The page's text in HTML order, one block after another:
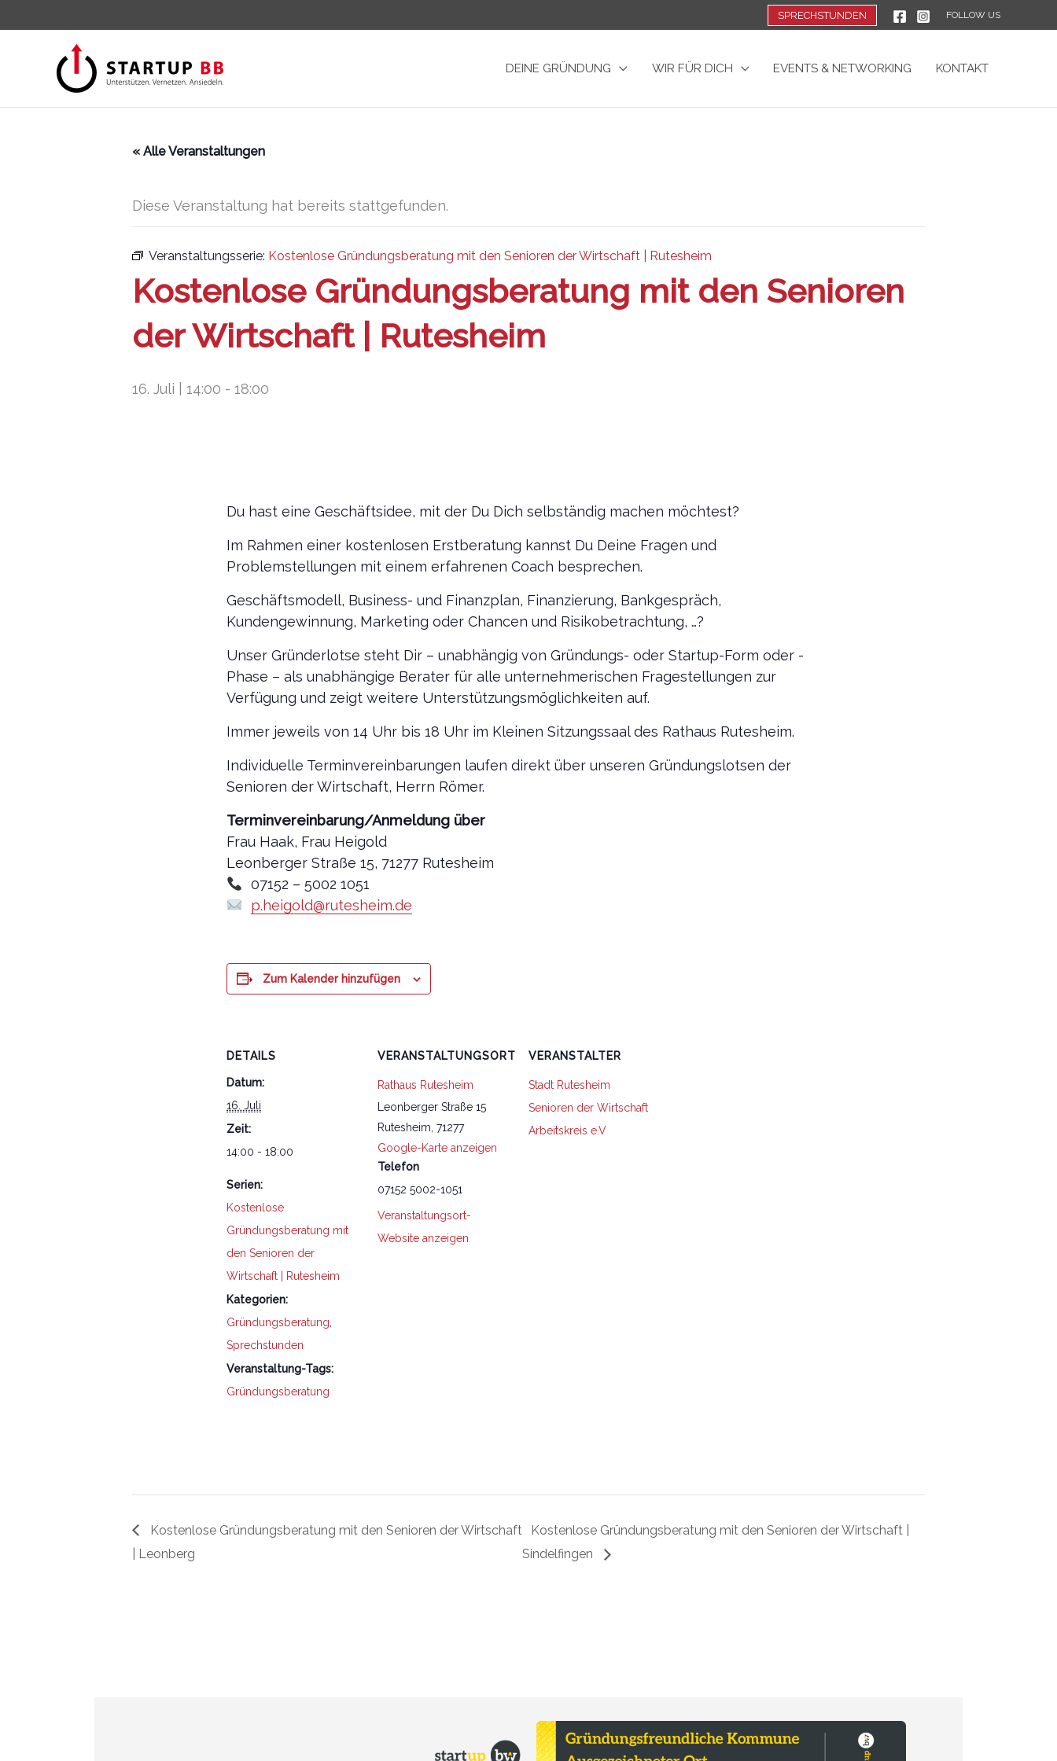
Inhalt
SPRECHSTUNDEN FOLLOW US
DEINE GRÜNDUNG WIR FÜR DICH EVENTS & NETWORKING KONTAKT
« Alle Veranstaltungen
Diese Veranstaltung hat bereits stattgefunden.
Veranstaltungsserie: Kostenlose Gründungsberatung mit den Senioren der Wirtschaft | Rutesheim
Kostenlose Gründungsberatung mit den Senioren
der Wirtschaft | Rutesheim
16. Juli | 14:00 - 18:00
Du hast eine Geschäftsidee, mit der Du Dich selbständig machen möchtest?
Im Rahmen einer kostenlosen Erstberatung kannst Du Deine Fragen und
Problemstellungen mit einem erfahrenen Coach besprechen.
Geschäftsmodell, Business- und Finanzplan, Finanzierung, Bankgespräch,
Kundengewinnung, Marketing oder Chancen und Risikobetrachtung, …?
Unser Gründerlotse steht Dir – unabhängig von Gründungs- oder Startup-Form oder -
Phase – als unabhängige Berater für alle unternehmerischen Fragestellungen zur
Verfügung und zeigt weitere Unterstützungsmöglichkeiten auf.
Immer jeweils von 14 Uhr bis 18 Uhr im Kleinen Sitzungssaal des Rathaus Rutesheim.
Individuelle Terminvereinbarungen laufen direkt über unseren Gründungslotsen der
Senioren der Wirtschaft, Herrn Römer.
Terminvereinbarung/Anmeldung über
Frau Haak, Frau Heigold
Leonberger Straße 15, 71277 Rutesheim
07152 – 5002 1051
p.heigold@rutesheim.de
Zum Kalender hinzufügen
DETAILS
Datum:
16. Juli
Zeit:
14:00 - 18:00
Serien:
Kostenlose
Gründungsberatung mit
den Senioren der
Wirtschaft | Rutesheim
Kategorien:
Gründungsberatung
Sprechstunden
Veranstaltung-Tags:
Gründungsberatung
VERANSTALTUNGSORT
Rathaus Rutesheim
Leonberger Straße 15
Rutesheim 71277
Google-Karte anzeigen
Telefon
07152 5002-1051
Veranstaltungsort-
Website anzeigen
VERANSTALTER
Stadt Rutesheim
Senioren der Wirtschaft
Arbeitskreis e.V
Kostenlose Gründungsberatung mit den Senioren der Wirtschaft
| Leonberg
Kostenlose Gründungsberatung mit den Senioren der Wirtschaft |
Sindelfingen